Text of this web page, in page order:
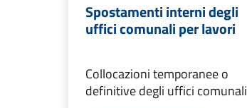
Spostamenti interni degli
uffici comunali per lavori
Collocazioni temporanee o
definitive degli uffici comunali